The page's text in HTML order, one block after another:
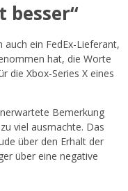
besser“
ein FedEx-Lieferant,
hat, die Worte
die Xbox-Series X eines
Bemerkung
viel ausmachte. Das
über den Erhalt der
über eine negative